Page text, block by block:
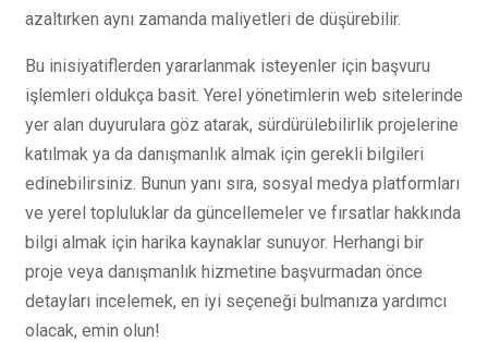
azaltırken aynı zamanda maliyetleri de düşürebilir.
Bu inisiyatiflerden yararlanmak isteyenler için başvuru
işlemleri oldukça basit. Yerel yönetimlerin web sitelerinde
yer alan duyurulara göz atarak, sürdürülebilirlik projelerine
katılmak ya da danışmanlık almak için gerekli bilgileri
edinebilirsiniz. Bunun yanı sıra, sosyal medya platformları
ve yerel topluluklar da güncellemeler ve fırsatlar hakkında
bilgi almak için harika kaynaklar sunuyor. Herhangi bir
proje veya danışmanlık hizmetine başvurmadan önce
detayları incelemek, en iyi seçeneği bulmanıza yardımcı
olacak, emin olun!